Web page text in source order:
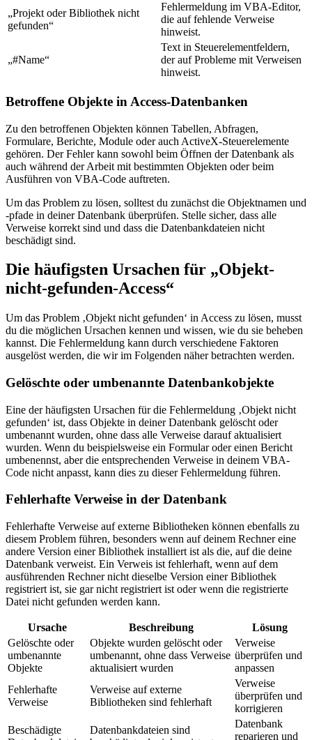
„Projekt oder Bibliothek nicht
gefunden“
Fehlermeldung im VBA-Editor,
die auf fehlende Verweise
hinweist.
„#Name“
Text in Steuerelementfeldern,
der auf Probleme mit Verweisen
hinweist.
Betroffene Objekte in Access-Datenbanken
Zu den betroffenen Objekten können Tabellen, Abfragen,
Formulare, Berichte, Module oder auch ActiveX-Steuerelemente
gehören. Der Fehler kann sowohl beim Öffnen der Datenbank als
auch während der Arbeit mit bestimmten Objekten oder beim
Ausführen von VBA-Code auftreten.
Um das Problem zu lösen, solltest du zunächst die Objektnamen und
-pfade in deiner Datenbank überprüfen. Stelle sicher, dass alle
Verweise korrekt sind und dass die Datenbankdateien nicht
beschädigt sind.
Die häufigsten Ursachen für „Objekt-
nicht-gefunden-Access“
Um das Problem ‚Objekt nicht gefunden‘ in Access zu lösen, musst
du die möglichen Ursachen kennen und wissen, wie du sie beheben
kannst. Die Fehlermeldung kann durch verschiedene Faktoren
ausgelöst werden, die wir im Folgenden näher betrachten werden.
Gelöschte oder umbenannte Datenbankobjekte
Eine der häufigsten Ursachen für die Fehlermeldung ‚Objekt nicht
gefunden‘ ist, dass Objekte in deiner Datenbank gelöscht oder
umbenannt wurden, ohne dass alle Verweise darauf aktualisiert
wurden. Wenn du beispielsweise ein Formular oder einen Bericht
umbenennst, aber die entsprechenden Verweise in deinem VBA-
Code nicht anpasst, kann dies zu dieser Fehlermeldung führen.
Fehlerhafte Verweise in der Datenbank
Fehlerhafte Verweise auf externe Bibliotheken können ebenfalls zu
diesem Problem führen, besonders wenn auf deinem Rechner eine
andere Version einer Bibliothek installiert ist als die, auf die deine
Datenbank verweist. Ein Verweis ist fehlerhaft, wenn auf dem
ausführenden Rechner nicht dieselbe Version einer Bibliothek
registriert ist, sie gar nicht registriert ist oder wenn die registrierte
Datei nicht gefunden werden kann.
Ursache Beschreibung
Lösung
Gelöschte oder
umbenannte
Objekte
Objekte wurden gelöscht oder
umbenannt, ohne dass Verweise
aktualisiert wurden
Verweise
überprüfen und
anpassen
Fehlerhafte
Verweise
Verweise auf externe
Bibliotheken sind fehlerhaft
Verweise
überprüfen und
korrigieren
Beschädigte
Datenbankdateien sind
Datenbank
reparieren und